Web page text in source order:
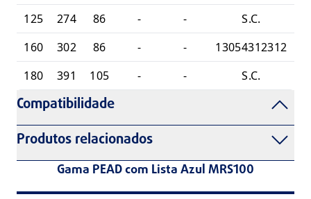
125
274 86 - -
S.C.
160
302 86 - -
13054312312
180
391 105 - - S.C.
Compatibilidade
Produtos relacionados
Gama PEAD com Lista Azul MRS100